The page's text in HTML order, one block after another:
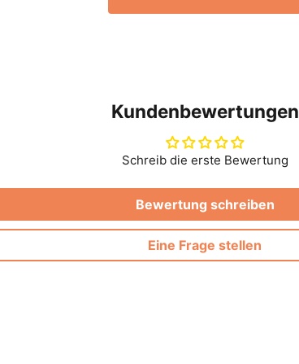
Kundenbewertungen
Schreib die erste Bewertung
Bewertung schreiben
Eine Frage stellen